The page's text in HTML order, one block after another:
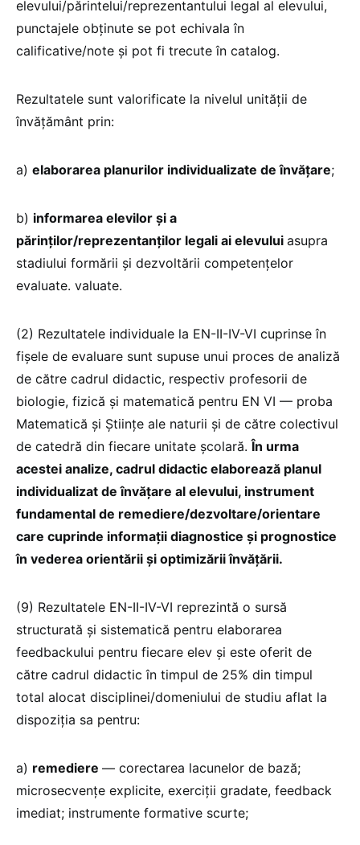
elevului/părintelui/reprezentantului legal al elevului,
punctajele obținute se pot echivala în
calificative/note și pot fi trecute în catalog.
Rezultatele sunt valorificate la nivelul unității de
învățământ prin:
a) elaborarea planurilor individualizate de învățare;
b) informarea elevilor și a
părinților/reprezentanților legali ai elevului asupra
stadiului formării și dezvoltării competențelor
evaluate. valuate.
(2) Rezultatele individuale la EN-II-IV-VI cuprinse în
fișele de evaluare sunt supuse unui proces de analiză
de către cadrul didactic, respectiv profesorii de
biologie, fizică și matematică pentru EN VI — proba
Matematică și Științe ale naturii și de către colectivul
de catedră din fiecare unitate școlară.În urma
acestei analize, cadrul didactic elaborează planul
individualizat de învățare al elevului, instrument
fundamental de remediere/dezvoltare/orientare
care cuprinde informații diagnostice și prognostice
în vederea orientării și optimizării învățării.
(9) Rezultatele EN-II-IV-VI reprezintă o sursă
structurată și sistematică pentru elaborarea
feedbackului pentru fiecare elev și este oferit de
către cadrul didactic în timpul de 25% din timpul
total alocat disciplinei/domeniului de studiu aflat la
dispoziția sa pentru:
a) remediere — corectarea lacunelor de bază;
microsecvențe explicite, exerciții gradate, feedback
imediat; instrumente formative scurte;